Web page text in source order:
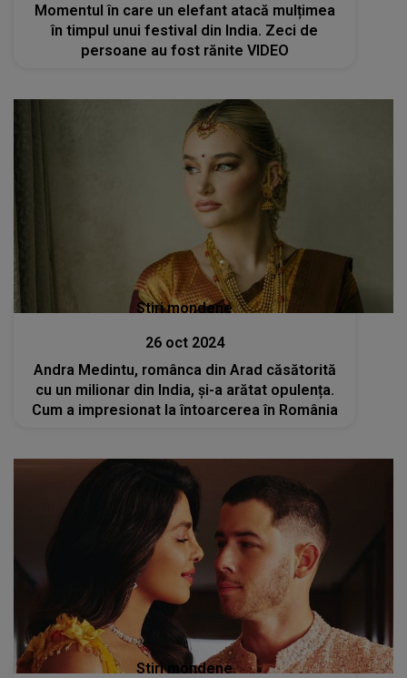
Momentul în care un elefant atacă mulțimea
în timpul unui festival din India. Zeci de
persoane au fost rănite VIDEO
Stiri mondene
26 oct 2024
Andra Medintu, românca din Arad căsătorită
cu un milionar din India, și-a arătat opulența.
Cum a impresionat la întoarcerea în România
Stiri mondene